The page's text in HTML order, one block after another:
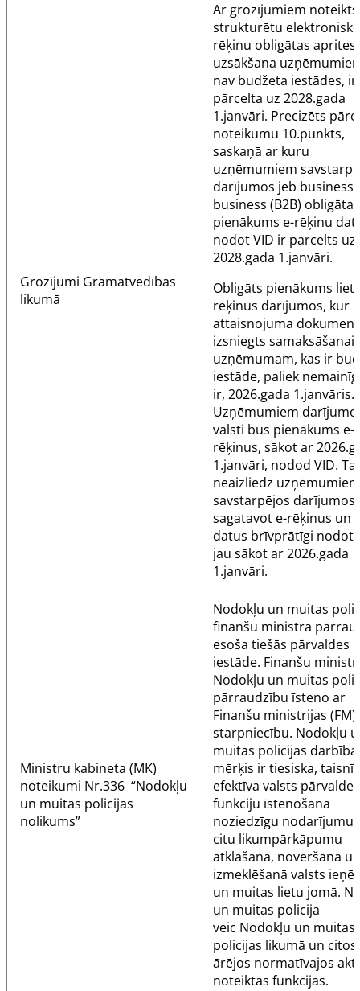
Grozījumi Grāmatvedības
likumā
Ar grozījumiem
strukturētu elektronisko
rēķinu obligātas aprites
uzsākšana
nav budžeta iestādes, ir
pārcelta uz 2028.gada
1.janvāri. Precizēts
noteikumu 10.punkts,
saskaņā ar kuru
uzņēmumiem
darījumos jeb
business (B2B)
pienākums e-rēķinu
nodot VID ir pārcelts uz
2028.gada 1.janvāri.
Obligāts pienākums
rēķinus darījumos, kur
attaisnojuma
izsniegts samaksāšanai
uzņēmumam, kas ir
iestāde, paliek
ir, 2026.gada 1.janvāris.
Uzņēmumiem
valsti būs pienākums e-
rēķinus, sākot ar
1.janvāri, nodod VID.
neaizliedz uzņēmumiem
savstarpējos darījumos
sagatavot e-rēķinus un
datus brīvprātīgi nodot
jau sākot ar 2026.gada
1.janvāri.
Ministru kabineta (MK)
noteikumi Nr.336 “Nodokļu
un muitas policijas
nolikums”
Nodokļu un muitas
finanšu ministra
esoša tiešās pārvaldes
iestāde. Finanšu
Nodokļu un muitas
pārraudzību īsteno ar
Finanšu ministrijas (FM)
starpniecību. Nodokļu
muitas policijas
mērķis ir tiesiska,
efektīva valsts pārvaldes
funkciju īstenošana
noziedzīgu nodarījumu
citu likumpārkāpumu
atklāšanā, novēršanā un
izmeklēšanā valsts
un muitas lietu jomā.
un muitas policija
veic Nodokļu un muitas
policijas likumā un citos
ārējos normatīvajos
noteiktās funkcijas.